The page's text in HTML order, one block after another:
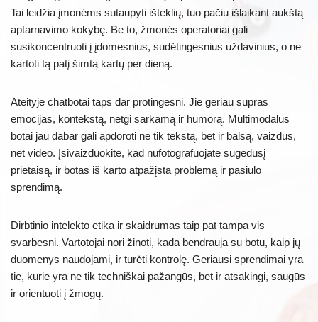
Tai leidžia įmonėms sutaupyti išteklių, tuo pačiu išlaikant aukštą
aptarnavimo kokybę. Be to, žmonės operatoriai gali
susikoncentruoti į įdomesnius, sudėtingesnius uždavinius, o ne
kartoti tą patį šimtą kartų per dieną.
Ateityje chatbotai taps dar protingesni. Jie geriau supras
emocijas, kontekstą, netgi sarkamą ir humorą. Multimodalūs
botai jau dabar gali apdoroti ne tik tekstą, bet ir balsą, vaizdus,
net video. Įsivaizduokite, kad nufotografuojate sugedusį
prietaisą, ir botas iš karto atpažįsta problemą ir pasiūlo
sprendimą.
Dirbtinio intelekto etika ir skaidrumas taip pat tampa vis
svarbesni. Vartotojai nori žinoti, kada bendrauja su botu, kaip jų
duomenys naudojami, ir turėti kontrolę. Geriausi sprendimai yra
tie, kurie yra ne tik techniškai pažangūs, bet ir atsakingi, saugūs
ir orientuoti į žmogų.